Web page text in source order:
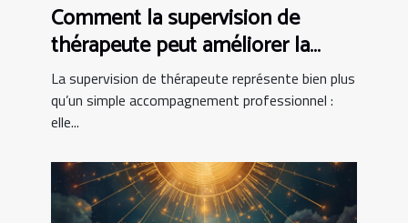
Comment la supervision de
thérapeute peut améliorer la
pratique clinique
La supervision de thérapeute représente bien plus
qu’un simple accompagnement professionnel :
elle...